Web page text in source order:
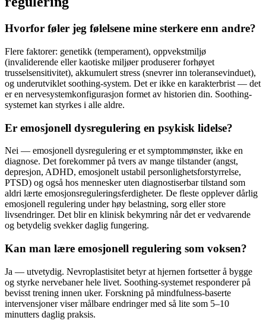
Hvorfor føler jeg følelsene mine sterkere enn andre?
Flere faktorer: genetikk (temperament), oppvekstmiljø
(invaliderende eller kaotiske miljøer produserer forhøyet
trusselsensitivitet), akkumulert stress (snevrer inn toleransevinduet),
og underutviklet soothing-system. Det er ikke en karakterbrist — det
er en nervesystemkonfigurasjon formet av historien din. Soothing-
systemet kan styrkes i alle aldre.
Er emosjonell dysregulering en psykisk lidelse?
Nei — emosjonell dysregulering er et symptommønster, ikke en
diagnose. Det forekommer på tvers av mange tilstander (angst,
depresjon, ADHD, emosjonelt ustabil personlighetsforstyrrelse,
PTSD) og også hos mennesker uten diagnostiserbar tilstand som
aldri lærte emosjonsreguleringsferdigheter. De fleste opplever dårlig
emosjonell regulering under høy belastning, sorg eller store
livsendringer. Det blir en klinisk bekymring når det er vedvarende
og betydelig svekker daglig fungering.
Kan man lære emosjonell regulering som voksen?
Ja — utvetydig. Nevroplastisitet betyr at hjernen fortsetter å bygge
og styrke nervebaner hele livet. Soothing-systemet responderer på
bevisst trening innen uker. Forskning på mindfulness-baserte
intervensjoner viser målbare endringer med så lite som 5–10
minutters daglig praksis.